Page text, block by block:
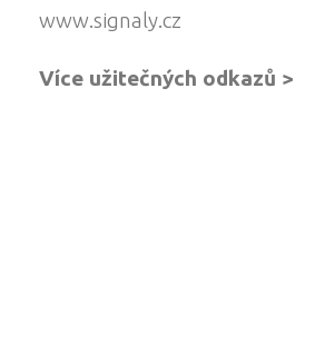
www.signaly.cz
Více užitečných odkazů >